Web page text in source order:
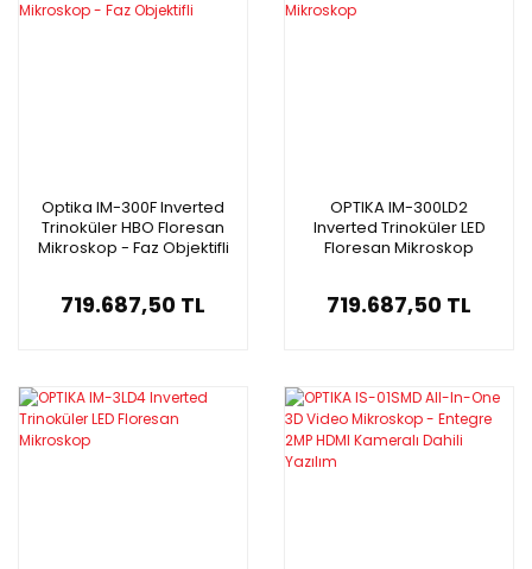
Optika IM-300F Inverted
Trinoküler HBO Floresan
Mikroskop - Faz Objektifli
719.687,50 TL
OPTIKA IM-300LD2
Inverted Trinoküler LED
Floresan Mikroskop
719.687,50 TL